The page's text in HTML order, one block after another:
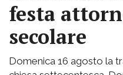
festa
secolare
Domenica 16 agosto la